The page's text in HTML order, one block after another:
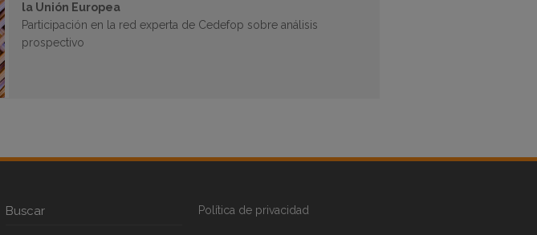
la Unión Europea
Participación en la red experta de Cedefop sobre análisis
prospectivo
Buscar Política de privacidad